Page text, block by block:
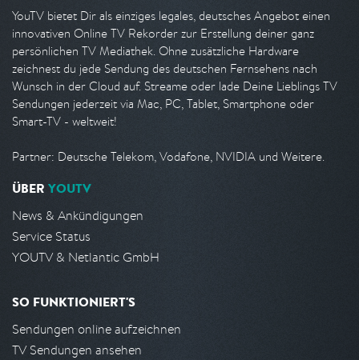
YouTV bietet Dir als einziges legales, deutsches Angebot einen
innovativen Online TV Rekorder zur Erstellung deiner ganz
persönlichen TV Mediathek. Ohne zusätzliche Hardware
zeichnest du jede Sendung des deutschen Fernsehens nach
Wunsch in der Cloud auf. Streame oder lade Deine Lieblings TV
Sendungen jederzeit via Mac, PC, Tablet, Smartphone oder
Smart-TV - weltweit!
Partner: Deutsche Telekom, Vodafone, NVIDIA und Weitere.
ÜBER YOUTV
News & Ankündigungen
Service Status
YOUTV & Netlantic GmbH
SO FUNKTIONIERT'S
Sendungen online aufzeichnen
TV Sendungen ansehen